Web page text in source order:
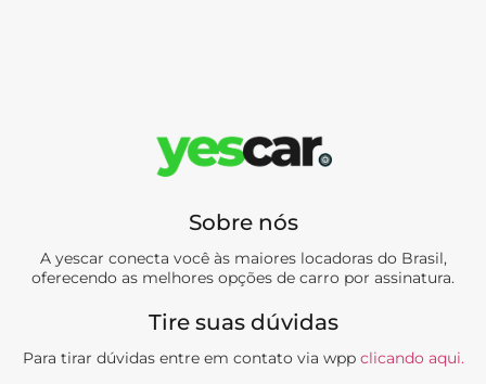
Sobre nós
A yescar conecta você às maiores locadoras do Brasil,
oferecendo as melhores opções de carro por assinatura.
Tire suas dúvidas
Para tirar dúvidas entre em contato via wpp clicando aqui.